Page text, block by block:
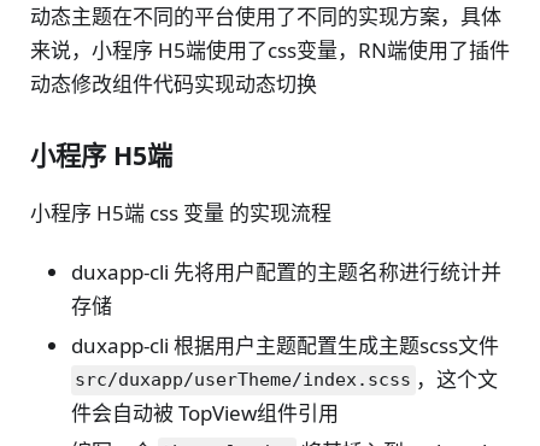
动态主题在不同的平台使用了不同的实现方案，具体
来说，小程序 H5端使用了css变量，RN端使用了插件
动态修改组件代码实现动态切换
小程序 H5端
小程序 H5端 css 变量 的实现流程
duxapp-cli 先将用户配置的主题名称进行统计并
存储
duxapp-cli 根据用户主题配置生成主题scss文件
src/duxapp/userTheme/index.scss ，这个文
件会自动被 TopView组件引用